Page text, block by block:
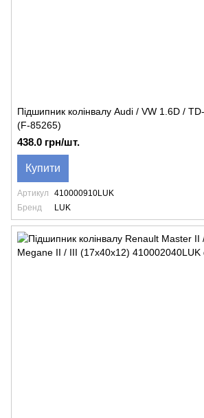
Підшипник колінвалу Audi / VW 1.6D /
(F-85265)
438.0 грн/шт.
Купити
Артикул
410000910LUK
Бренд
LUK